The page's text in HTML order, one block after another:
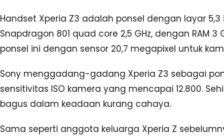
Handset Xperia Z3 adalah ponsel dengan layar 5,3
Snapdragon 801 quad core 2,5 GHz, dengan RAM
ponsel ini dengan sensor 20,7 megapixel untuk
Sony menggadang-gadang Xperia Z3 sebagai
sensitivitas ISO kamera yang mencapai 12.800.
bagus dalam keadaan kurang cahaya.
Sama seperti anggota keluarga Xperia Z